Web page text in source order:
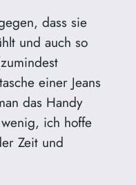
dass sie
und auch so
einer Jeans
das Handy
ich hoffe
Zeit und